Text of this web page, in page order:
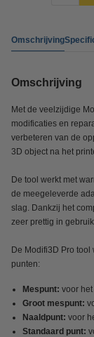
Omschrijving
Omschrijving
Met de veelzijdige
modificaties en
verbeteren van de
3D object na het
De tool werkt met
de meegeleverde
slag. Dankzij het
zeer prettig in
De Modifi3D Pro
punten:
Mespunt: voor
Groot mespunt:
Naaldpunt: voor
Standaard punt: